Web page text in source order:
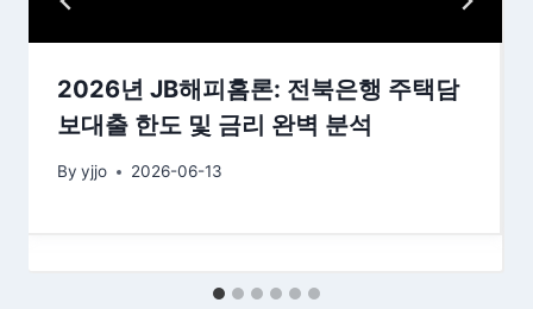
2026년 JB해피홈론: 전북은행 주택담
보대출 한도 및 금리 완벽 분석
By yjjo 2026-06-13